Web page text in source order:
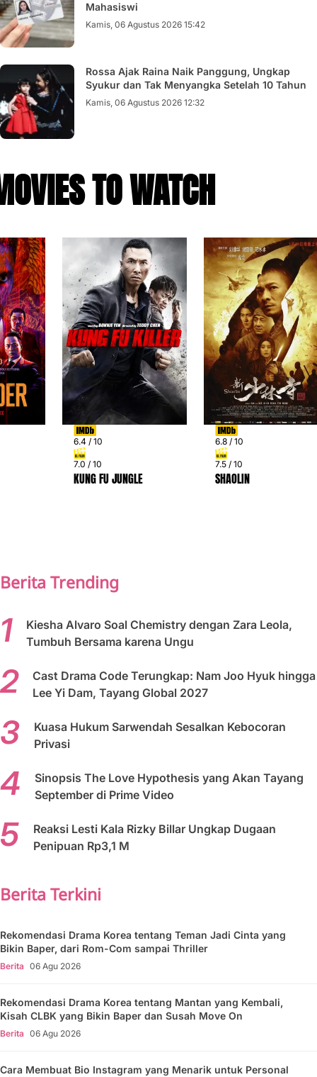
Mahasiswi
Kamis, 06 Agustus 2026 15:42
Rossa Ajak Raina Naik Panggung, Ungkap
Syukur dan Tak Menyangka Setelah 10 Tahun
Kamis, 06 Agustus 2026 12:32
TO WATCH
6.4 / 10
7.0 / 10
KUNG FU JUNGLE
6.8 / 10
7.5 / 10
SHAOLIN
Berita Trending
Kiesha Alvaro Soal Chemistry dengan Zara Leola,
Tumbuh Bersama karena Ungu
Cast Drama Code Terungkap: Nam Joo Hyuk hingga
Lee Yi Dam, Tayang Global 2027
Kuasa Hukum Sarwendah Sesalkan Kebocoran
Privasi
Sinopsis The Love Hypothesis yang Akan Tayang
September di Prime Video
Reaksi Lesti Kala Rizky Billar Ungkap Dugaan
Penipuan Rp3,1 M
Berita Terkini
Rekomendasi Drama Korea tentang Teman Jadi Cinta yang
Bikin Baper, dari Rom-Com sampai Thriller
Berita 06 Agu 2026
Rekomendasi Drama Korea tentang Mantan yang Kembali,
Kisah CLBK yang Bikin Baper dan Susah Move On
Berita 06 Agu 2026
Cara Membuat Bio Instagram yang Menarik untuk Personal